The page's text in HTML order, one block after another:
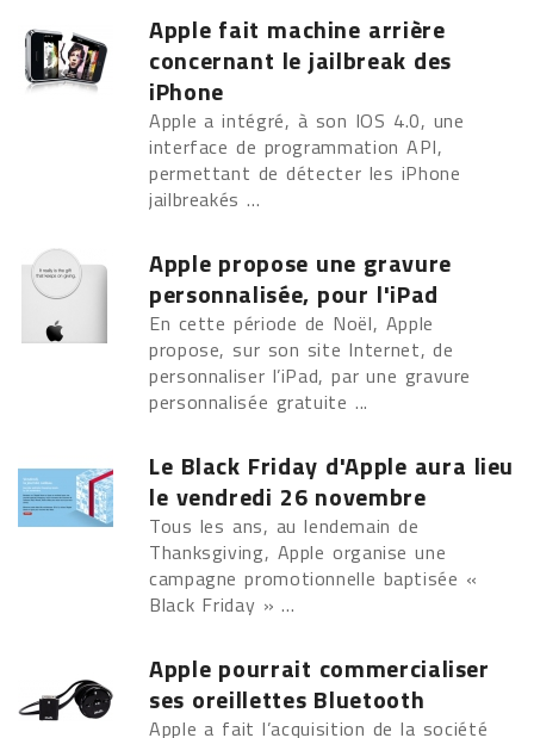
Apple fait machine arrière
concernant le jailbreak des
iPhone
Apple a intégré, à son IOS 4.0, une
interface de programmation API,
permettant de détecter les iPhone
jailbreakés ...
Apple propose une gravure
personnalisée, pour l'iPad
En cette période de Noël, Apple
propose, sur son site Internet, de
personnaliser l’iPad, par une gravure
personnalisée gratuite ...
Le Black Friday d'Apple aura lieu
le vendredi 26 novembre
Tous les ans, au lendemain de
Thanksgiving, Apple organise une
campagne promotionnelle baptisée «
Black Friday » ...
Apple pourrait commercialiser
ses oreillettes Bluetooth
Apple a fait l’acquisition de la société